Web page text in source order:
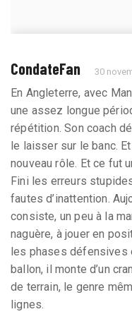
CondateFan 30
En Angleterre, avec
une assez longue
répétition. Son coach
le laisser sur le banc.
nouveau rôle. Et ce fut
Fini les erreurs
fautes d’inattention.
consiste, un peu à la
naguère, à jouer en
les phases défensives
ballon, il monte d’un
de terrain, le genre
lignes.